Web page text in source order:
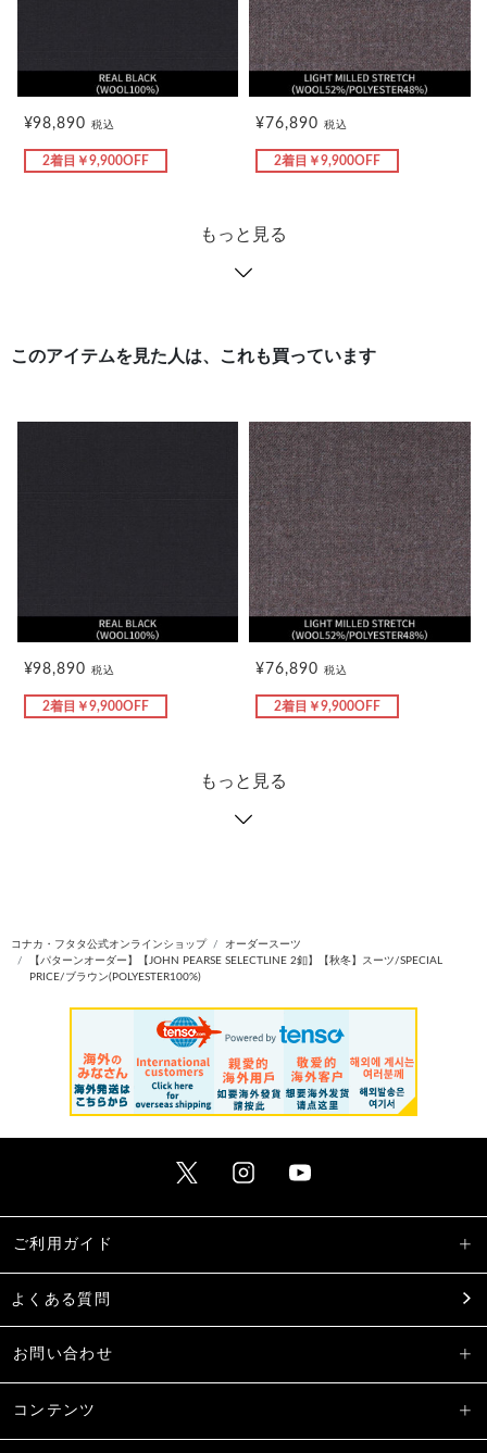
¥98,890税込
2着目￥9,900OFF
¥76,890 税込
2着目￥9,900OFF
もっと見る
このアイテムを見た人は、これも買っています
¥98,890税込
2着目￥9,900OFF
¥76,890 税込
2着目￥9,900OFF
もっと見る
コナカ・フタタ公式オンラインショップ
オーダースーツ
【パターンオーダー】【JOHN PEARSE SELECTLINE 2釦】【秋冬】スーツ/SPECIAL
PRICE/ブラウン(POLYESTER100%)
ご利用ガイド
よくある質問
お問い合わせ
コンテンツ